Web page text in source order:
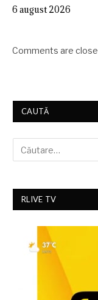
6 august 2026
Comments are
CAUTĂ
RLIVE TV